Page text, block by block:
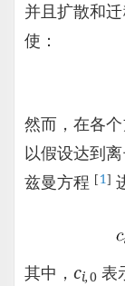
并且扩散和
使：
然而，在各
以假设达到
兹曼方程 [1]
其中，ci,0表